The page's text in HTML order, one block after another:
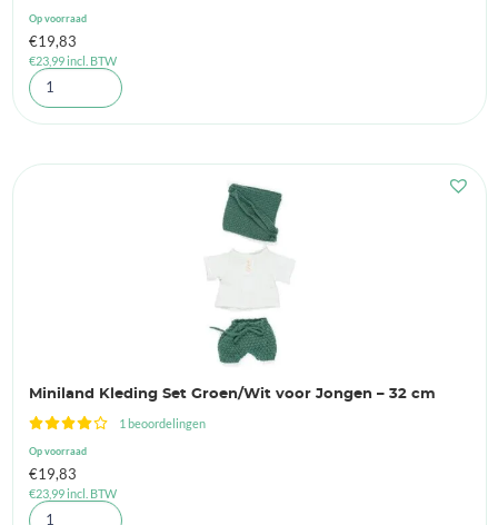
Op voorraad
€19,83
€23,99incl. BTW
Miniland Kleding Set Groen/Wit voor Jongen – 32 cm
1 beoordelingen
Op voorraad
€19,83
€23,99incl. BTW